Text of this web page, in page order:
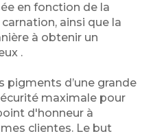
en fonction de la
ainsi que la
à obtenir un
.
pigments d’une grande
maximale pour
d'honneur à
clientes. Le but